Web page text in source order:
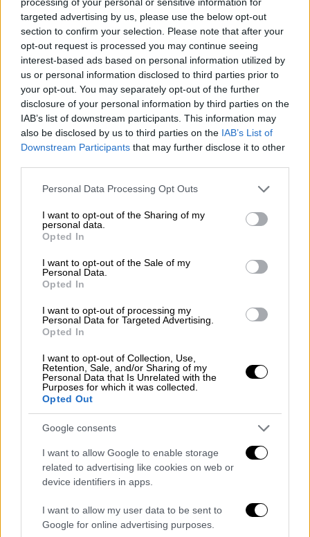
targeted advertising by us, please use the below opt-out
section to confirm your selection. Please note that after your
opt-out request is processed you may continue seeing
interest-based ads based on personal information utilized by
us or personal information disclosed to third parties prior to
your opt-out. You may separately opt-out of the further
disclosure of your personal information by third parties on the
IAB’s list of downstream participants. This information may
also be disclosed by us to third parties on the IAB’s List of
Downstream Participants that may further disclose it to other
Please note that this website/app uses one or more Google
not limited to your visit or usage behaviour. You may click to
grant or deny consent to Google and its third-party tags to
use your data for below specified purposes in below Google
consent section.
Personal Data Processing Opt Outs
I want to opt-out of the Sharing of my
personal data.
Opted In
I want to opt-out of the Sale of my
Personal Data.
Opted In
I want to opt-out of processing my
Personal Data for Targeted Advertising.
Opted In
I want to opt-out of Collection, Use,
Retention, Sale, and/or Sharing of my
Personal Data that Is Unrelated with the
Purposes for which it was collected.
Opted Out
Google consents
I want to allow Google to enable storage
related to advertising like cookies on web or
device identifiers in apps.
I want to allow my user data to be sent to
Google for online advertising purposes.
προστατευόμενων μαρτύρων στην υπόθεση
τηςNovartis.
ΔΙΑΒΑΣΤΕ ΕΠΙΣΗΣ
Πολιτική|25.10.2024 14:12
Πηγές Κασσελάκη: Με
αντιδημοκρατικές και
αντικαταστατικές πρακτικές
του
Πολιτική 25.10.2024 14:51
Novartis: Η άρση της προστασίας των
δύο προστατευόμενων μαρτύρων
είναι πράξη συγκάλυψης
«Η απόφαση της Δικαιοσύνης ανοίγει τον
δρόμο για την αποκάλυψη όλων των πτυχών
της μεγαλύτερης σκευωρίας στην ιστορία
του ελληνικού κράτους» σημειώνει ο
κ.
Αβραμόπουλος
και προσθέτει:
«Με την άρση της προστασίας, δίνεται η
δυνατότητα να προχωρήσουν οι μηνύσεις,
που εξαρχής υποβάλαμε κατά των
κουκουλοφόρων ψευδομαρτύρων και να